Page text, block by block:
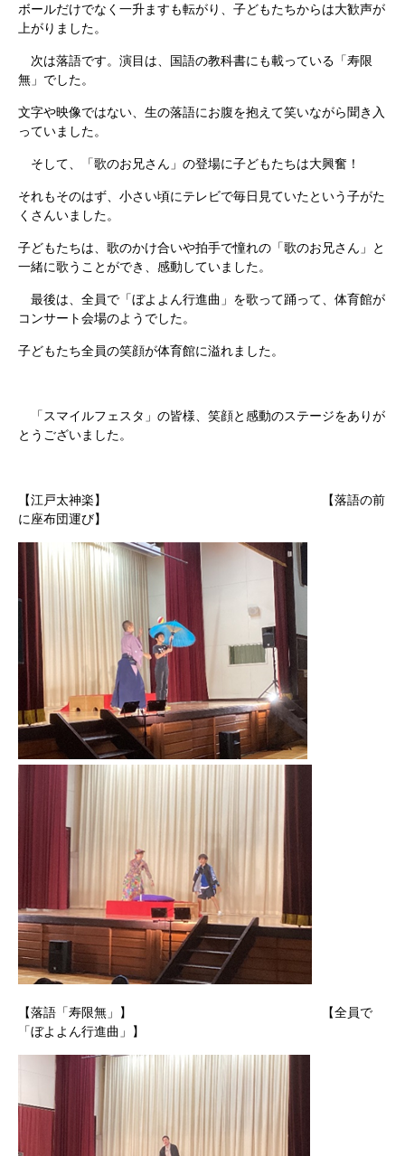
ボールだけでなく一升ますも転がり、子どもたちからは大歓声が
上がりました。
次は落語です。演目は、国語の教科書にも載っている「寿限
無」でした。
文字や映像ではない、生の落語にお腹を抱えて笑いながら聞き入
っていました。
そして、「歌のお兄さん」の登場に子どもたちは大興奮！
それもそのはず、小さい頃にテレビで毎日見ていたという子がた
くさんいました。
子どもたちは、歌のかけ合いや拍手で憧れの「歌のお兄さん」と
一緒に歌うことができ、感動していました。
最後は、全員で「ぼよよん行進曲」を歌って踊って、体育館が
コンサート会場のようでした。
子どもたち全員の笑顔が体育館に溢れました。
「スマイルフェスタ」の皆様、笑顔と感動のステージをありが
とうございました。
【江戸太神楽】 【落語の前
に座布団運び】
【落語「寿限無」】 【全員で
「ぼよよん行進曲」】